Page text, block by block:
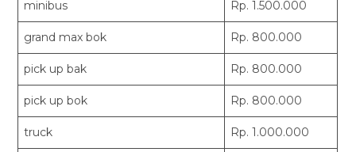
minibus Rp. 1.500.000
grand max bok Rp. 800.000
pick up bak Rp. 800.000
pick up bok Rp. 800.000
truck Rp. 1.000.000